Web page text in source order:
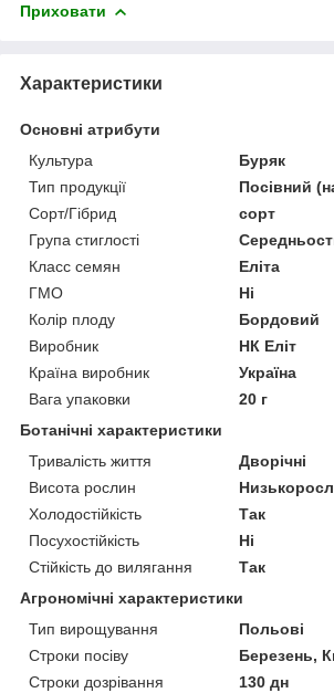
Приховати
Характеристики
Основні атрибути
Культура
Буряк
Тип продукції
Посівний
Сорт/Гібрид
сорт
Група стиглості
Класс семян
Еліта
ГМО
Ні
Колір плоду
Бордовий
Виробник
НК Еліт
Країна виробник
Україна
Вага упаковки
20 г
Ботанічні характеристики
Тривалість життя
Дворічні
Висота рослин
Холодостійкість
Так
Посухостійкість
Ні
Стійкість до вилягання
Так
Агрономічні характеристики
Тип вирощування
Польові
Строки посіву
Березень,
Строки дозрівання
130 дн